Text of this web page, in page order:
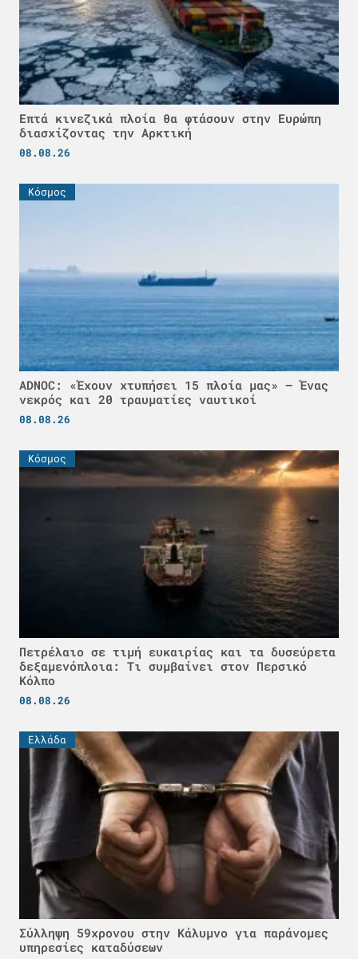
Επτά κινεζικά πλοία θα φτάσουν στην Ευρώπη
διασχίζοντας την Αρκτική
08.08.26
Κόσμος
ADNOC: «Έχουν χτυπήσει 15 πλοία μας» – Ένας
νεκρός και 20 τραυματίες ναυτικοί
08.08.26
Κόσμος
Πετρέλαιο σε τιμή ευκαιρίας και τα δυσεύρετα
δεξαμενόπλοια: Τι συμβαίνει στον Περσικό
Κόλπο
08.08.26
Ελλάδα
Σύλληψη 59χρονου στην Κάλυμνο για παράνομες
υπηρεσίες καταδύσεων